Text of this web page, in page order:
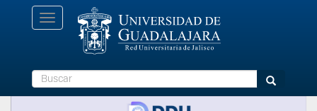
Toggle
navigation
Buscar Buscar